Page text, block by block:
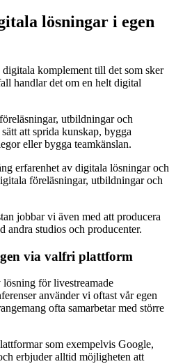
lösningar i egen
komplement till det som sker
handlar det om en helt digital
utbildningar och
att sprida kunskap, bygga
eller bygga teamkänslan.
erfarenhet av digitala lösningar och
föreläsningar, utbildningar och
jobbar vi även med att producera
andra studios och producenter.
via valfri plattform
för livestreamade
använder vi oftast vår egen
ofta samarbetar med större
som exempelvis Google,
erbjuder alltid möjligheten att